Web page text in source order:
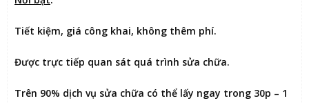
Tiết kiệm, giá công khai, không thêm phí.
Được trực tiếp quan sát quá trình sửa chữa.
Trên 90% dịch vụ sửa chữa có thể lấy ngay trong 30p – 1